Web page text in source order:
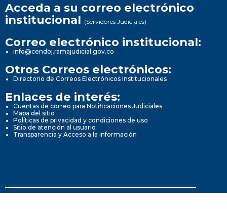
Acceda a su correo electrónico
institucional (Servidores Judiciales)
Correo electrónico institucional:
info@cendoj.ramajudicial.gov.co
Otros Correos electrónicos:
Directorio de Correos Electrónicos Institucionales
Enlaces de interés:
Cuentas de correo para Notificaciones Judiciales
Mapa del sitio
Políticas de privacidad y condiciones de uso
Sitio de atención al usuario
Transparencia y Acceso a la información